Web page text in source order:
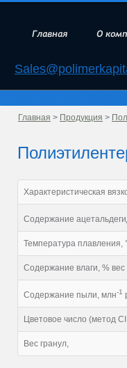
Главная О
Главная > Продукция >
Характеристическая
Содержание
Температура плавления,
Содержание влаги, % вес
Содержание пыли, млн-1
Цветовое число (метод
Вес гранул,